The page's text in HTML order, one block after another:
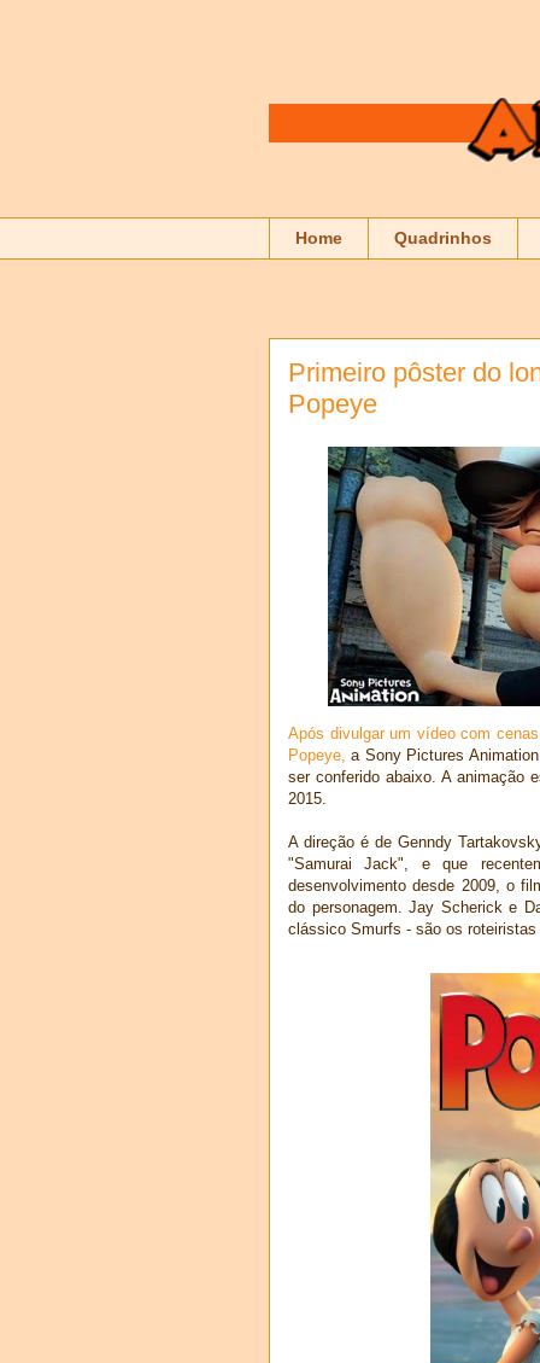
Home Quadrinhos
Primeiro pôster do
Popeye
Após divulgar um vídeo com
Popeye, a Sony Pictures
ser conferido abaixo. A animação
2015.
A direção é de Genndy
"Samurai Jack", e que
desenvolvimento desde 2009, o
do personagem. Jay Scherick e
clássico Smurfs - são os roteiristas